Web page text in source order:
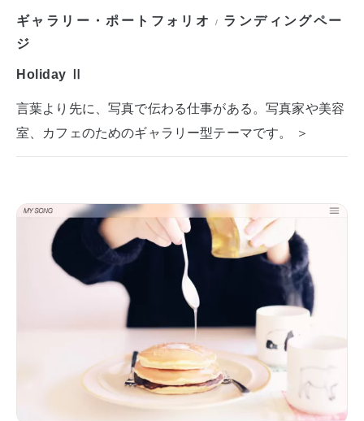
ギャラリー・ポートフォリオ / ランディングペー
ジ
Holiday Ⅱ
言葉より先に、写真で伝わる仕事がある。写真家や美容
室、カフェのためのギャラリー型テーマです。 ＞